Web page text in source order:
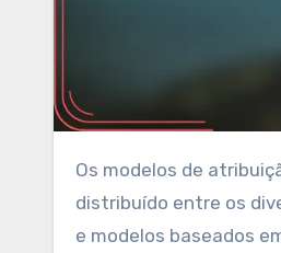
Os modelos de atribuição são ferramentas essenciais para entender como o crédito por conversões é
distribuído entre os
e modelos baseados